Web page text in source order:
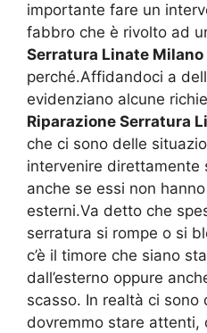
importante fare un
fabbro che è rivolto ad
Serratura Linate Milano
perché.Affidandoci a
evidenziano alcune
Riparazione Serratura
che ci sono delle
intervenire direttamente
anche se essi non
esterni.Va detto che
serratura si rompe o si
c’è il timore che siano
dall’esterno oppure
scasso. In realtà ci sono
dovremmo stare attenti,